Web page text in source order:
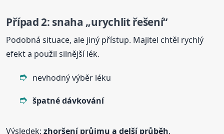
Případ 2: snaha „urychlit řešení“
Podobná situace, ale jiný přístup. Majitel chtěl rychlý
efekt a použil silnější lék.
nevhodný výběr léku
špatné dávkování
Výsledek:zhoršení průjmu a delší průběh.